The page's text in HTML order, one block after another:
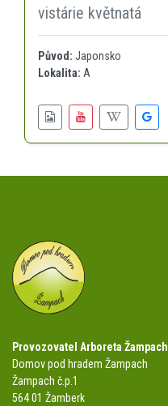
vistárie květnatá
Původ: Japonsko
Lokalita: A
Provozovatel Arboreta Žampach
Domov pod hradem Žampach
Žampach č.p.1
564 01 Žamberk